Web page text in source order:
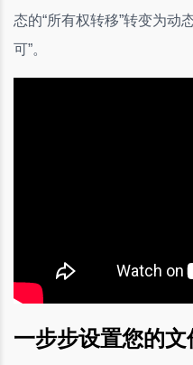
态的“所有权转移”转变为动
可”。
一步步设置您的